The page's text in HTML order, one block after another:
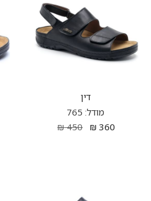
דין
מודל: 765
₪ 360
₪450